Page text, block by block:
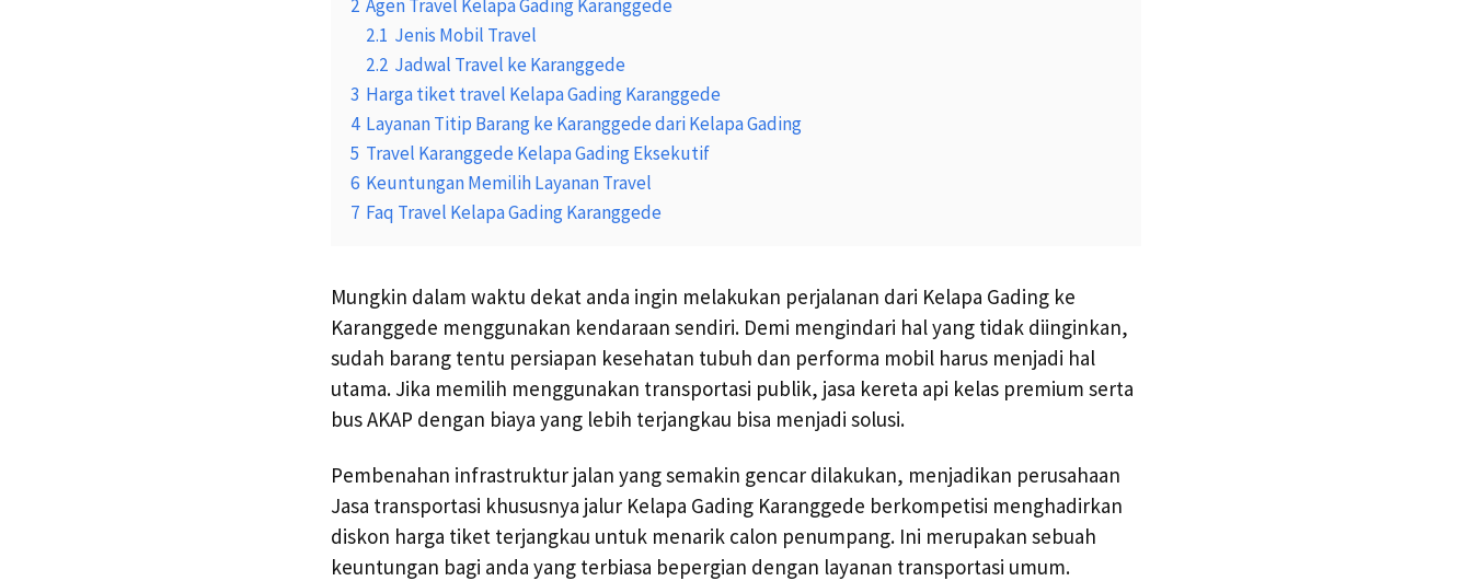
2 Agen Travel Kelapa Gading Karanggede
2.1 Jenis Mobil Travel
2.2 Jadwal Travel ke Karanggede
3 Harga tiket travel Kelapa Gading Karanggede
4 Layanan Titip Barang ke Karanggede dari Kelapa Gading
5 Travel Karanggede Kelapa Gading Eksekutif
6 Keuntungan Memilih Layanan Travel
7 Faq Travel Kelapa Gading Karanggede
Mungkin dalam waktu dekat anda ingin melakukan perjalanan dari Kelapa Gading ke
Karanggede menggunakan kendaraan sendiri. Demi mengindari hal yang tidak diinginkan,
sudah barang tentu persiapan kesehatan tubuh dan performa mobil harus menjadi hal
utama. Jika memilih menggunakan transportasi publik, jasa kereta api kelas premium serta
bus AKAP dengan biaya yang lebih terjangkau bisa menjadi solusi.
Pembenahan infrastruktur jalan yang semakin gencar dilakukan, menjadikan perusahaan
Jasa transportasi khususnya jalur Kelapa Gading Karanggede berkompetisi menghadirkan
diskon harga tiket terjangkau untuk menarik calon penumpang. Ini merupakan sebuah
keuntungan bagi anda yang terbiasa bepergian dengan layanan transportasi umum.